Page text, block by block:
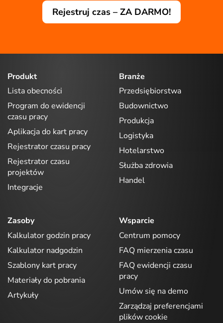
Rejestruj czas – ZA DARMO!
Produkt
Lista obecności
Program do ewidencji
czasu pracy
Aplikacja do kart pracy
Rejestrator czasu pracy
Rejestrator czasu
projektów
Integracje
Branże
Przedsiębiorstwa
Budownictwo
Produkcja
Logistyka
Hotelarstwo
Służba zdrowia
Handel
Zasoby
Kalkulator godzin pracy
Kalkulator nadgodzin
Szablony kart pracy
Materiały do pobrania
Artykuły
Wsparcie
Centrum pomocy
FAQ mierzenia czasu
FAQ ewidencji czasu
pracy
Umów się na demo
Zarządzaj preferencjami
plików cookie